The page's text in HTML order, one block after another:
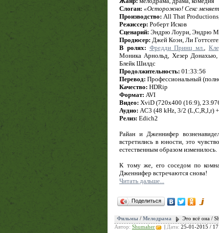
Слоган: «Осторожно! Секс меняет
Производство: All That
Режиссер: Роберт Исков
Сценарий: Эндрю Лоури, Эндрю
Продюсер: Джей Коэн, Ли
В ролях: Фредди Принц мл.,
Моника Арнольд, Хезер Донахью,
Блейк Шилдс
Продолжительность: 01:33:56
Перевод: Профессиональный
Качество: HDRip
Формат: AVI
Видео: XviD (720x400 (16:9),
Аудио: AC3 (48 kHz, 3/2 (L,C,R,l,r)
Релиз: Edich2
Райан и Дженнифер
встретились в юности, это
естественным образом изменилось.
К тому же, его соседом по
Дженнифер встречаются снова!
Читать дальше...
Поделиться
Фильмы / Мелодрама
Это всё она /
Автор: Shumaher Дата: 25-01-2015 /